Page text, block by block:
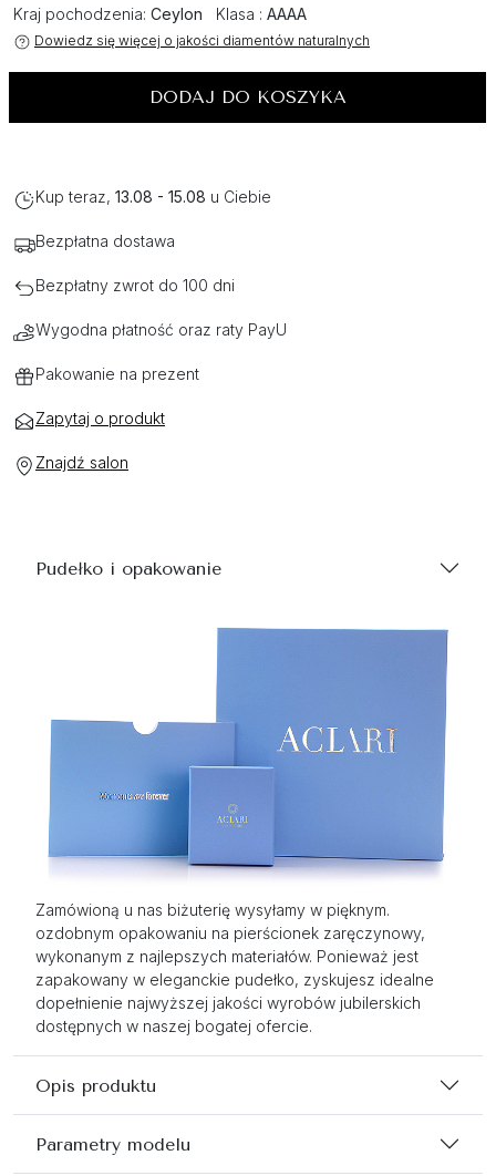
Kraj pochodzenia: Ceylon Klasa : AAAA
Dowiedz się więcej o jakości diamentów naturalnych
DODAJ DO KOSZYKA
Kup teraz, 13.08 - 15.08 u Ciebie
Bezpłatna dostawa
Bezpłatny zwrot do 100 dni
Wygodna płatność oraz raty PayU
Pakowanie na prezent
Zapytaj o produkt
Znajdź salon
Pudełko i opakowanie
Zamówioną u nas biżuterię wysyłamy w pięknym.
ozdobnym opakowaniu na pierścionek zaręczynowy,
wykonanym z najlepszych materiałów. Ponieważ jest
zapakowany w eleganckie pudełko, zyskujesz idealne
dopełnienie najwyższej jakości wyrobów jubilerskich
dostępnych w naszej bogatej ofercie.
Opis produktu
Parametry modelu